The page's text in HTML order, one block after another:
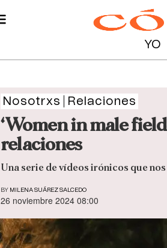
YO
Nosotrxs Relaciones
‘Women in male
relaciones
Una serie de vídeos irónicos que
BY MILENA SUÁREZ SALCEDO
26 noviembre 2024 08:00